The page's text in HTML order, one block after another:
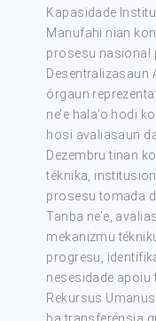
Kapasidade
Manufahi nian
prosesu nasional
Desentralizasaun
órgaun
ne’e hala’o hodi
hosi avaliasaun
Dezembru tinan
téknika,
prosesu tomada
Tanba ne’e,
mekanizmu
progresu,
nesesidade apoiu
Rekursus